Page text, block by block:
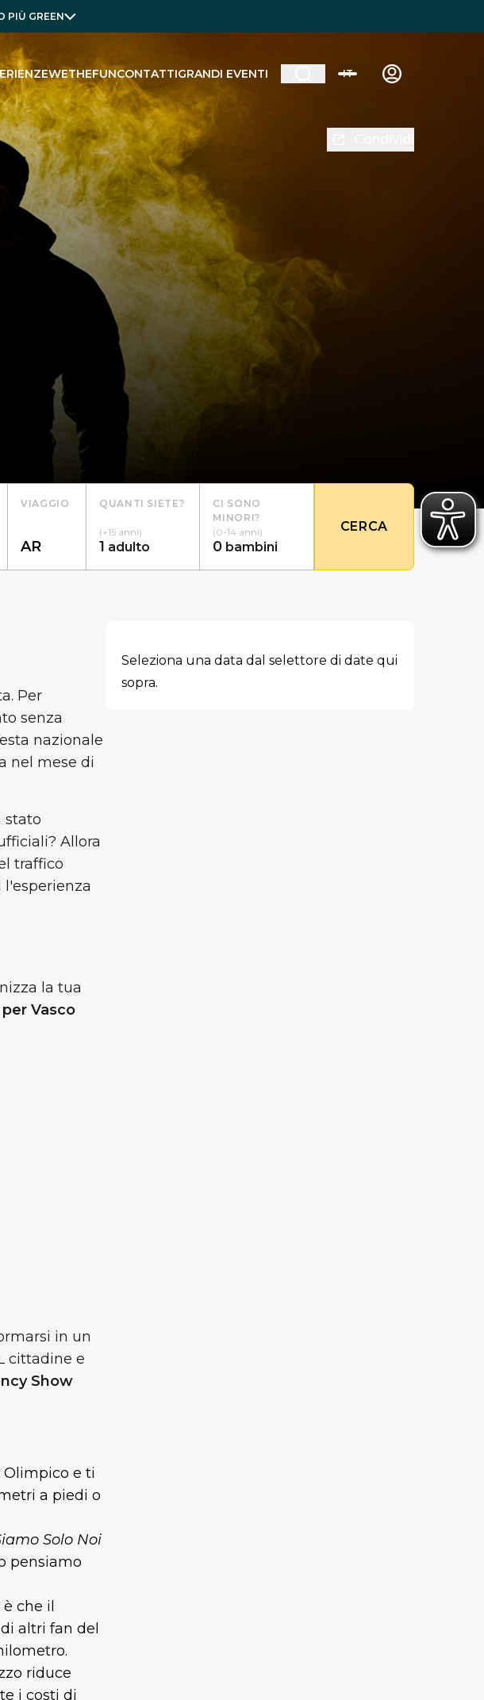
PIÙ GREEN
WETHEFUNCONTATTIGRANDI EVENTI IT
VIAGGIO QUANTI SIETE?
(+15 anni)
1 adulto
CI SONO
MINORI?
(0-14 anni)
0 bambini
CERCA
Per
senza
nazionale
nel mese di
stato
Allora
traffico
l'esperienza
la tua
per Vasco
in un
cittadine e
Show
e ti
a piedi o
Solo Noi
pensiamo
è che il
altri fan del
riduce
i costi di
Seleziona una data dal selettore di date qui
sopra.